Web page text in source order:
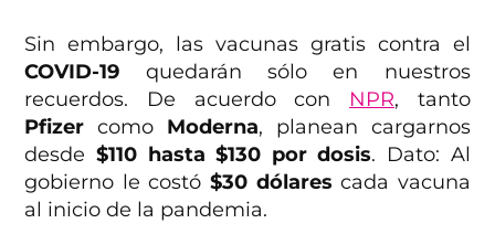
Sin embargo, las vacunas gratis contra el
COVID-19 quedarán sólo en nuestros
recuerdos. De acuerdo con NPR, tanto
Pfizer como Moderna, planean cargarnos
desde$110 hasta $130 por dosis. Dato: Al
gobierno le costó $30 dólarescada vacuna
al inicio de la pandemia.